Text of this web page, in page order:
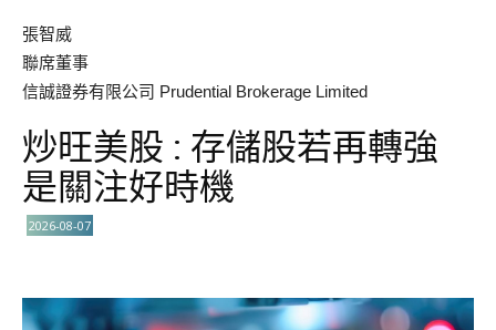
張智威
聯席董事
信誠證券有限公司 Prudential Brokerage Limited
炒旺美股 : 存儲股若再轉強
是關注好時機
2026-08-07